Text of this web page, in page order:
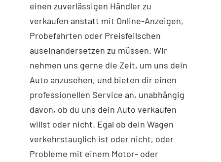
einen zuverlässigen Händler zu
verkaufen anstatt mit Online-Anzeigen,
Probefahrten oder Preisfeilschen
auseinandersetzen zu müssen. Wir
nehmen uns gerne die Zeit, um uns dein
Auto anzusehen, und bieten dir einen
professionellen Service an, unabhängig
davon, ob du uns dein Auto verkaufen
willst oder nicht. Egal ob dein Wagen
verkehrstauglich ist oder nicht, oder
Probleme mit einem Motor- oder